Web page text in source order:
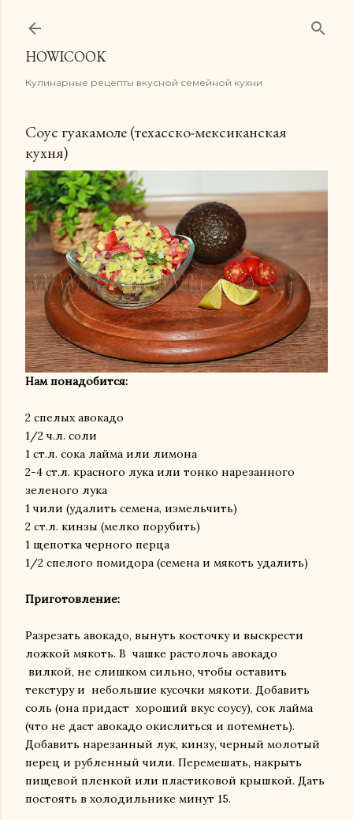
HOWICOOK
Кулинарные рецепты вкусной семейной кухни
Соус гуакамоле (техасско-мексиканская
кухня)
Нам понадобится:
2 спелых авокадо
1/2 ч.л. соли
1 ст.л. сока лайма или лимона
2-4 ст.л. красного лука или тонко нарезанного
зеленого лука
1 чили (удалить семена, измельчить)
2 ст.л. кинзы (мелко порубить)
1 щепотка черного перца
1/2 спелого помидора (семена и мякоть удалить)
Приготовление:
Разрезать авокадо, вынуть косточку и выскрести
ложкой мякоть. В чашке растолочь авокадо
вилкой, не слишком сильно, чтобы оставить
текстуру и небольшие кусочки мякоти. Добавить
соль (она придаст хороший вкус соусу), сок лайма
(что не даст авокадо окислиться и потемнеть).
Добавить нарезанный лук, кинзу, черный молотый
перец и рубленный чили. Перемешать, накрыть
пищевой пленкой или пластиковой крышкой. Дать
постоять в холодильнике минут 15.